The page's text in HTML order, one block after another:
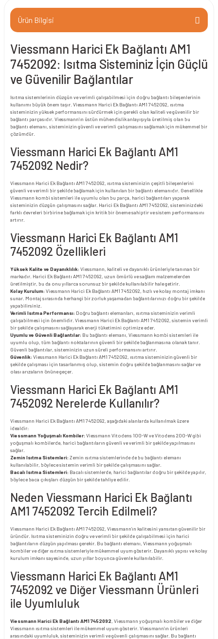
Ürün Bilgisi
Viessmann Harici Ek Bağlantı AM1
7452092: Isıtma Sisteminiz İçin Güçlü
ve Güvenilir Bağlantılar
Isıtma sistemlerinin düzgün ve verimli çalışabilmesi için doğru bağlantı bileşenlerinin
kullanımı büyük önem taşır. Viessmann Harici Ek Bağlantı AM1 7452092, ısıtma
sisteminizin yüksek performansını sürdürmek için gerekli olan kaliteli ve güvenilir bir
bağlantı parçasıdır. Viessmann’ın üstün mühendislik anlayışıyla üretilmiş olan bu
bağlantı elemanı, sisteminizin güvenli ve verimli çalışmasını sağlamak için mükemmel bir
çözümdür.
Viessmann Harici Ek Bağlantı AM1
7452092 Nedir?
Viessmann Harici Ek Bağlantı AM1 7452092, ısıtma sisteminizin çeşitli bileşenlerini
güvenli ve verimli bir şekilde bağlamak için kullanılan bir bağlantı elemanıdır. Genellikle
Viessmann kombi sistemleri ile uyumlu olan bu parça, harici bağlantıları yaparak
sisteminizin düzgün çalışmasını sağlar. Harici Ek Bağlantı AM1 7452092, sisteminizdeki
farklı devreleri birbirine bağlamak için kritik bir öneme sahiptir ve sistem performansını
artırır.
Viessmann Harici Ek Bağlantı AM1
7452092 Özellikleri
Yüksek Kalite ve Dayanıklılık: Viessmann, kaliteli ve dayanıklı ürünleriyle tanınan bir
markadır. Harici Ek Bağlantı AM1 7452092, uzun ömürlü ve sağlam malzemelerden
üretilmiştir, bu da onu yıllarca sorunsuz bir şekilde kullanılabilir hale getirir.
Kolay Kurulum: Viessmann Harici Ek Bağlantı AM1 7452092, hızlı ve kolay montaj imkanı
sunar. Montaj sırasında herhangi bir zorluk yaşamadan bağlantılarınızı doğru bir şekilde
yapabilirsiniz.
Verimli Isıtma Performansı: Doğru bağlantı elemanları, ısıtma sisteminizin verimli
çalışabilmesi için önemlidir. Viessmann Harici Ek Bağlantı AM1 7452092, sistemin verimli
bir şekilde çalışmasını sağlayarak enerji tüketimini optimize eder.
Uyumlu ve Güvenli Bağlantılar: Bu bağlantı elemanı, Viessmann kombi sistemleri ile
uyumlu olup, tüm bağlantı noktalarının güvenli bir şekilde bağlanmasına olanak tanır.
Güvenli bağlantılar, sisteminizin uzun süreli performansını artırır.
Güvenlik: Viessmann Harici Ek Bağlantı AM1 7452092, ısıtma sisteminizin güvenli bir
şekilde çalışması için tasarlanmış olup, sistemin doğru şekilde bağlanmasını sağlar ve
olası arızaların önüne geçer.
Viessmann Harici Ek Bağlantı AM1
7452092 Nerelerde Kullanılır?
Viessmann Harici Ek Bağlantı AM1 7452092, aşağıdaki alanlarda kullanılmak üzere
idealdir:
Viessmann Yoğuşmalı Kombiler: Viessmann Vitodens 100-W ve Vitodens 200-W gibi
yoğuşmalı kombilerde, harici bağlantıların güvenli ve verimli bir şekilde yapılmasını
sağlar.
Zemin Isıtma Sistemleri: Zemin ısıtma sistemlerinde de bu bağlantı elemanı
kullanılabilir, böylece sistemin verimli bir şekilde çalışmasını sağlar.
Bacalı Isıtma Sistemleri: Bacalı sistemlerde, harici bağlantılar doğru bir şekilde yapılır,
böylece baca çıkışları düzgün bir şekilde tahliye edilir.
Neden Viessmann Harici Ek Bağlantı
AM1 7452092 Tercih Edilmeli?
Viessmann Harici Ek Bağlantı AM1 7452092, Viessmann’ın kalitesini yansıtan güvenilir bir
üründür. Isıtma sisteminizin doğru ve verimli bir şekilde çalışabilmesi için harici
bağlantıların düzgün yapılması gerekir. Bu bağlantı elemanı, Viessmann yoğuşmalı
kombiler ve diğer ısıtma sistemleriyle mükemmel uyum gösterir. Dayanıklı yapısı ve kolay
kurulum imkanı sayesinde, uzun yıllar boyunca güvenle kullanılabilir.
Viessmann Harici Ek Bağlantı AM1
7452092 ve Diğer Viessmann Ürünleri
ile Uyumluluk
Viessmann Harici Ek Bağlantı AM1 7452092, Viessmann yoğuşmalı kombiler ve diğer
Viessmann ısıtma sistemleri ile mükemmel uyum gösterir. Viessmann’ın ürünleri
arasındaki uyumluluk, sisteminizin verimli ve güvenli çalışmasını sağlar. Bu bağlantı